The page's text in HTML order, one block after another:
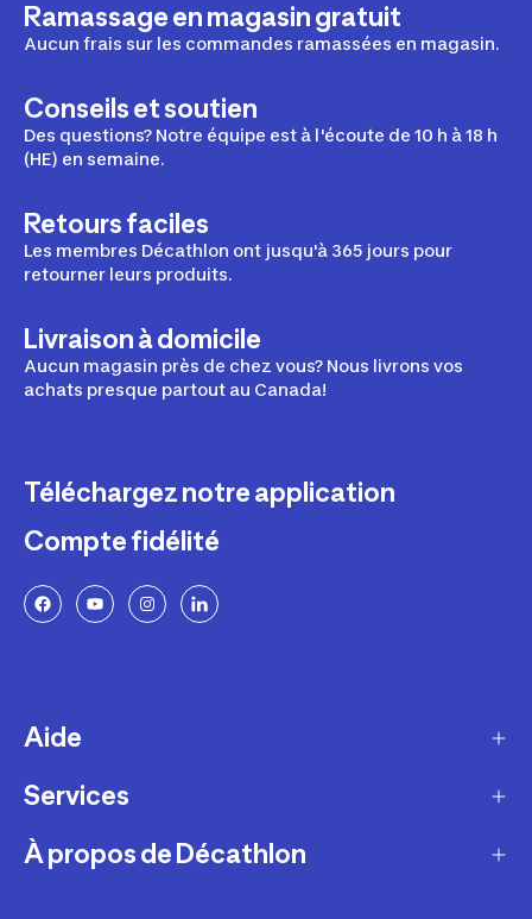
Ramassage en magasin gratuit
Aucun frais sur les commandes ramassées en magasin.
Conseils et soutien
Des questions? Notre équipe est à l'écoute de 10 h à 18 h
(HE) en semaine.
Retours faciles
Les membres Décathlon ont jusqu'à 365 jours pour
retourner leurs produits.
Livraison à domicile
Aucun magasin près de chez vous? Nous livrons vos
achats presque partout au Canada!
Téléchargez notre application
Compte fidélité
Aide
Livraison
Retours et échanges
Services
Programme de fidélité
À propos de Décathlon